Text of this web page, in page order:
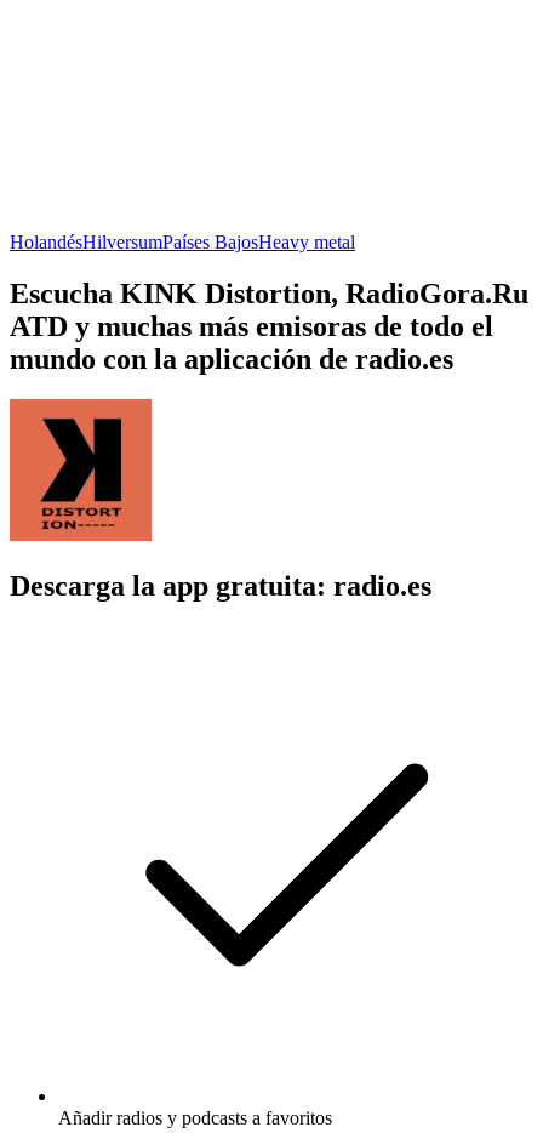
HolandésHilversumPaíses BajosHeavy metal
Escucha KINK Distortion, RadioGora.Ru
ATD y muchas más emisoras de todo el
mundo con la aplicación de radio.es
Descarga la app gratuita: radio.es
Añadir radios y podcasts a favoritos